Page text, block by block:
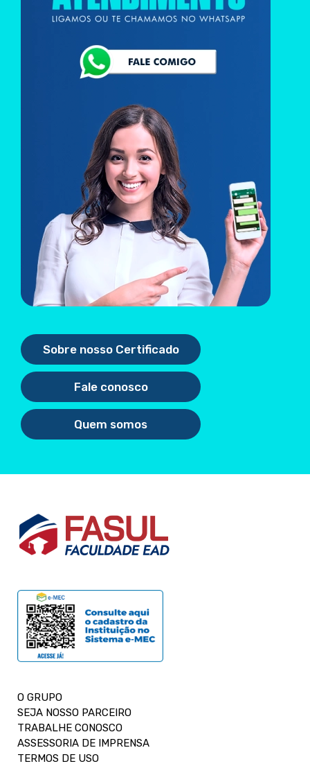
Sobre nosso Certificado
Fale conosco
Quem somos
O GRUPO
SEJA NOSSO PARCEIRO
TRABALHE CONOSCO
ASSESSORIA DE IMPRENSA
TERMOS DE USO